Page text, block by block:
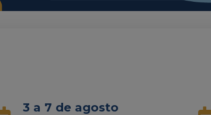
3 a 7 de agosto